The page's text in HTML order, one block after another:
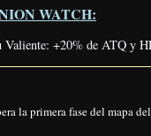
WATCH:
+20% de ATQ y
la primera fase del mapa